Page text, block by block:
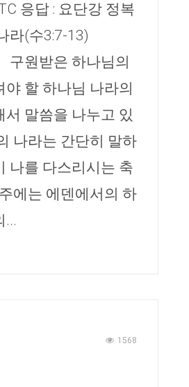
응답 : 요단강 정복
라(수3:7-13)
원받은 하나님의
야 할 하나님 나라의
서 말씀을 나누고 있
나라는 간단히 말하
나를 다스리시는 축
에는 에덴에서의 하
...
1568